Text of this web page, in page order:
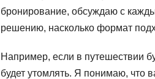
бронирование, обсуждаю с
решению, насколько формат
Например, если в путешествии
будет утомлять. Я понимаю, что